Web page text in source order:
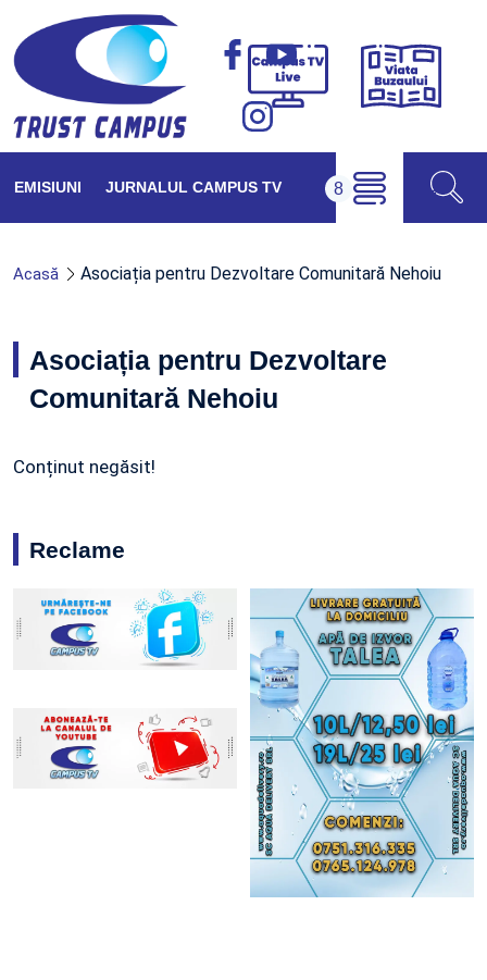
Campus
Viața
EMISIUNI JURNALUL CAMPUS TV
Acasă Asociația pentru Dezvoltare Comunitară Nehoiu
Asociația pentru Dezvoltare
Comunitară Nehoiu
Conținut negăsit!
Reclame